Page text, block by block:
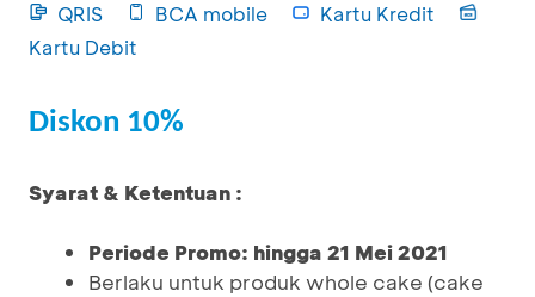
QRIS BCA mobile
Kartu Kredit
Kartu Debit
Diskon 10%
Syarat & Ketentuan :
Periode Promo: hingga 21 Mei 2021
Berlaku untuk produk whole cake (cake